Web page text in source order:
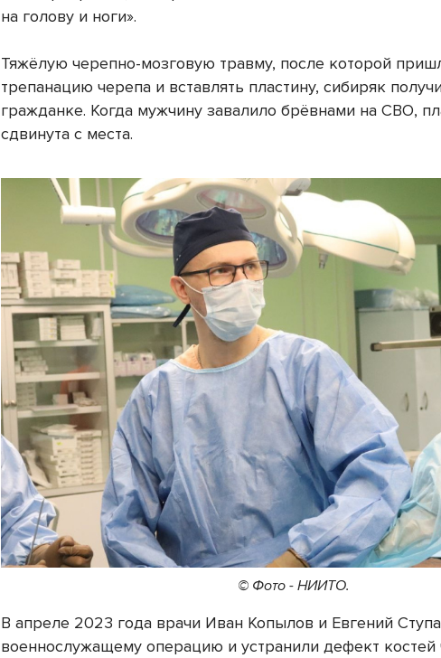
на голову и ноги».
Тяжёлую черепно-мозговую травму, после которой
трепанацию черепа и вставлять пластину, сибиряк
гражданке. Когда мужчину завалило брёвнами на СВО,
сдвинута с места.
© Фото - НИИТО.
В апреле 2023 года врачи Иван Копылов и Евгений
военнослужащему операцию и устранили дефект костей